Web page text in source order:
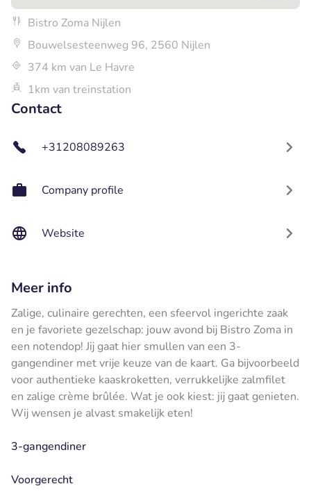
Bistro Zoma Nijlen
Bouwelsesteenweg 96, 2560 Nijlen
374 km van Le Havre
1km van treinstation
Contact
+31208089263
Company profile
Website
Meer info
Zalige, culinaire gerechten, een sfeervol ingerichte zaak
en je favoriete gezelschap: jouw avond bij Bistro Zoma in
een notendop! Jij gaat hier smullen van een 3-
gangendiner met vrije keuze van de kaart. Ga bijvoorbeeld
voor authentieke kaaskroketten, verrukkelijke zalmfilet
en zalige crème brûlée. Wat je ook kiest: jij gaat genieten.
Wij wensen je alvast smakelijk eten!
3-gangendiner
Voorgerecht